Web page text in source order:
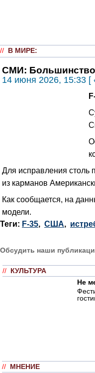
// В МИРЕ:
СМИ: Большинство
14 июня 2026, 15:33 [
Для исправления столь
из карманов
Как сообщается, на
модели.
Теги: F-35, США,
Обсудить наши
// КУЛЬТУРА
Не
// МНЕНИЕ